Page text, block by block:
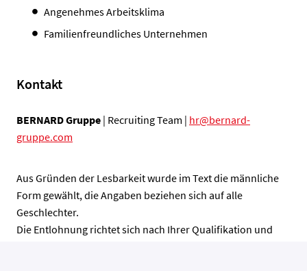
Angenehmes Arbeitsklima
Familienfreundliches Unternehmen
Kontakt
BERNARD Gruppe | Recruiting Team | hr@bernard-
gruppe.com
Aus Gründen der Lesbarkeit wurde im Text die männliche
Form gewählt, die Angaben beziehen sich auf alle
Geschlechter.
Die Entlohnung richtet sich nach Ihrer Qualifikation und